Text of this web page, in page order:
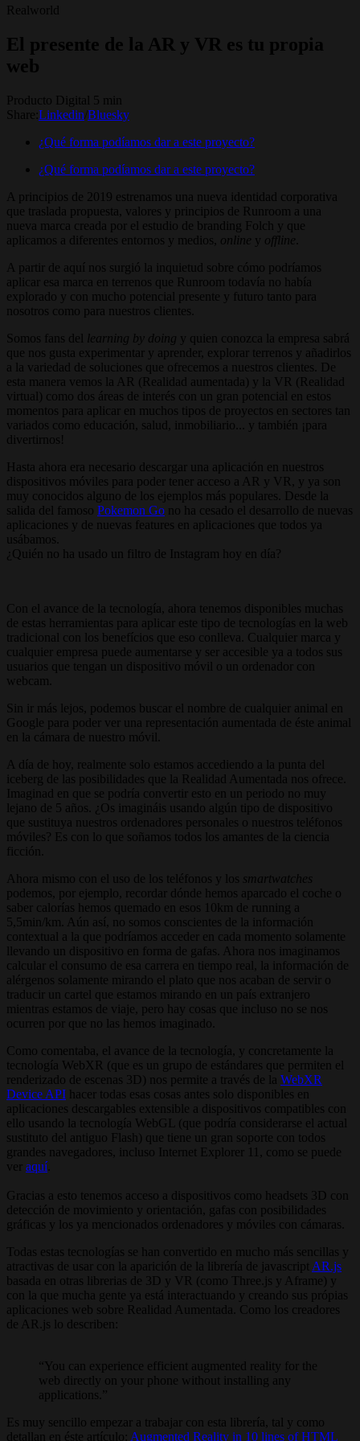
Realworld
El presente de la AR y VR es tu propia
web
Producto Digital 5 min
Share: Linkedin Bluesky
¿Qué forma podíamos dar a este proyecto?
¿Qué forma podíamos dar a este proyecto?
A principios de 2019 estrenamos una nueva identidad corporativa
que traslada propuesta, valores y principios de Runroom a una
nueva marca creada por el estudio de branding Folch y que
aplicamos a diferentes entornos y medios, online y offline
A partir de aquí nos surgió la inquietud sobre cómo podríamos
aplicar esa marca en terrenos que Runroom todavía no había
explorado y con mucho potencial presente y futuro tanto para
nosotros como para nuestros clientes.
Somos fans del
learning by doing y quien conozca la empresa sabrá
que nos gusta experimentar y aprender, explorar terrenos y añadirlos
a la variedad de soluciones que ofrecemos a nuestros clientes. De
esta manera vemos la AR (Realidad aumentada) y la VR (Realidad
virtual) como dos áreas de interés con un gran potencial en estos
momentos para aplicar en muchos tipos de proyectos en sectores tan
variados como educación, salud, inmobiliario... y también ¡para
divertirnos!
Hasta ahora era necesario descargar una aplicación en nuestros
dispositivos móviles para poder tener acceso a AR y VR, y ya son
muy conocidos alguno de los ejemplos más populares. Desde la
salida del famoso Pokemon Go no ha cesado el desarrollo de nuevas
aplicaciones y de nuevas features en aplicaciones que todos ya
usábamos.
¿Quién no ha usado un filtro de Instagram hoy en día?
Con el avance de la tecnología, ahora tenemos disponibles muchas
de estas herramientas para aplicar este tipo de tecnologías en la web
tradicional con los benefícios que eso conlleva. Cualquier marca y
cualquier empresa puede aumentarse y ser accesible ya a todos sus
usuarios que tengan un dispositivo móvil o un ordenador con
webcam.
Sin ir más lejos, podemos buscar el nombre de cualquier animal en
Google para poder ver una representación aumentada de éste animal
en la cámara de nuestro móvil.
A día de hoy, realmente solo estamos accediendo a la punta del
iceberg de las posibilidades que la Realidad Aumentada nos ofrece.
Imaginad en que se podría convertir esto en un periodo no muy
lejano de 5 años. ¿Os imagináis usando algún tipo de dispositivo
que sustituya nuestros ordenadores personales o nuestros teléfonos
móviles? Es con lo que soñamos todos los amantes de la ciencia
ficción.
Ahora mismo con el uso de los teléfonos y los smartwatches
podemos, por ejemplo, recordar dónde hemos aparcado el coche o
saber calorías hemos quemado en esos 10km de running a
5,5min/km. Aún así, no somos conscientes de la información
contextual a la que podríamos acceder en cada momento solamente
llevando un dispositivo en forma de gafas. Ahora nos imaginamos
calcular el consumo de esa carrera en tiempo real, la información de
alérgenos solamente mirando el plato que nos acaban de servir o
traducir un cartel que estamos mirando en un país extranjero
mientras estamos de viaje, pero hay cosas que incluso no se nos
ocurren por que no las hemos imaginado.
Como comentaba, el avance de la tecnología, y concretamente la
tecnología WebXR (que es un grupo de estándares que permiten el
renderizado de escenas 3D) nos permite a través de la WebXR
Device API hacer todas esas cosas antes solo disponibles en
aplicaciones descargables extensible a dispositivos compatibles con
ello usando la tecnología WebGL (que podría considerarse el actual
sustituto del antiguo Flash) que tiene un gran soporte con todos
grandes navegadores, incluso Internet Explorer 11, como se puede
ver aquí.
Gracias a esto tenemos acceso a dispositivos como headsets 3D con
detección de movimiento y orientación, gafas con posibilidades
gráficas y los ya mencionados ordenadores y móviles con cámaras.
Todas estas tecnologías se han convertido en mucho más sencillas y
atractivas de usar con la aparición de la librería de javascript AR.js
basada en otras librerias de 3D y VR (como Three.js y Aframe) y
con la que mucha gente ya está interactuando y creando sus própias
aplicaciones web sobre Realidad Aumentada. Como los creadores
de AR.js lo describen:
You can experience efficient augmented reality for the
web directly on your phone without installing any
applications.
Es muy sencillo empezar a trabajar con esta librería, tal y como
detallan en éste artículo: Augmented Reality in 10 lines of HTML